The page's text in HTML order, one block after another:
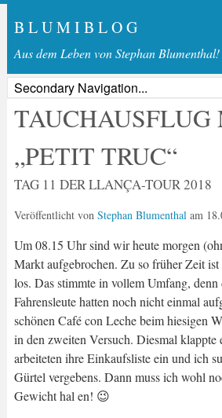
B L U M I B L O G
Aus dem Leben von Stephan Blumenthal!
TAUCHAUSFLUG
„PETIT TRUC“
TAG 11 DER LLANÇA-TOUR 2018
Veröffentlicht von Stephan Blumenthalam
Um 08.15 Uhr sind wir heute morgen
Markt aufgebrochen. Zu so früher Zeit
los. Das stimmte in vollem Umfang, denn
Fahrensleute hatten noch nicht einmal
schönen Café con Leche beim hiesigen
in den zweiten Versuch. Diesmal klappte
arbeiteten ihre Einkaufsliste ein und ich
Gürtel vergebens. Dann muss ich wohl
Gewicht hal en! 😉